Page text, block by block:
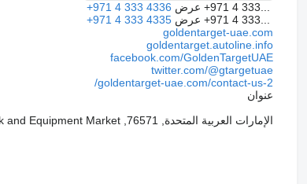
+971 4 333... عرض +971 4 333 4336
+971 4 333... عرض +971 4 333 4335
goldentarget-uae.com
goldentarget.autoline.info
facebook.com/GoldenTargetUAE
twitter.com/@gtargetuae
goldentarget-uae.com/contact-us-2/
عنوان
الإمارات العربية المتحدة, 76571, Dubai, Al Ruwayyah 3, Showroom No. 37 - 38 Truck and Equipment Market